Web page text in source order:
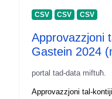
CSV CSV CSV
Approvazzjoni
Gastein 2024
portal tad-data miftuħ.
Approvazzjoni tal-